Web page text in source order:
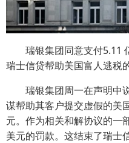
瑞银集团同意支付5.11
瑞士信贷帮助美国富人逃税
瑞银集团周一在声明中
谋帮助其客户提交虚假的美
元。作为相关和解协议的一
美元的罚款。这结束了瑞士